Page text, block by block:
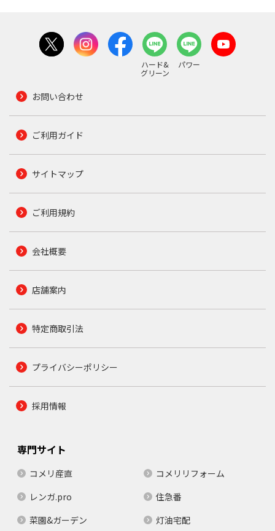
ハード&
グリーン
パワー
お問い合わせ
ご利用ガイド
サイトマップ
ご利用規約
会社概要
店舗案内
特定商取引法
プライバシーポリシー
採用情報
専門サイト
コメリ産直
コメリリフォーム
レンガ.pro
住急番
菜園&ガーデン
灯油宅配